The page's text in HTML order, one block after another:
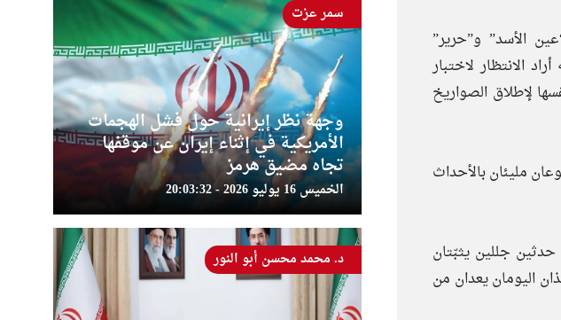
الأسد” و”حرير”
أنه أراد الانتظار لاختبار
لإطلاق الصواريخ
مليئان بالأحداث
جللين يثبّتان
اليومان يعدان من
وجهة نظر إيرانية حول فشل الهجمات
الأمريكية في إثناء إيران عن موقفها
تجاه مضيق هرمز
الخميس 16 يوليو 2026 - 20:03:32
سمر عزت
د. محمد محسن أبو النور